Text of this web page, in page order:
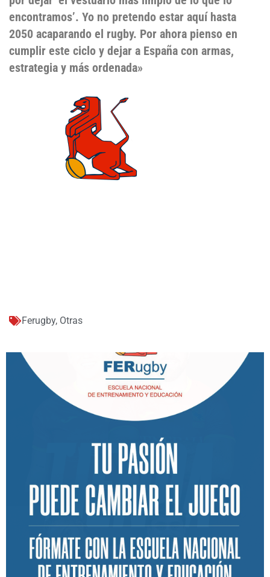
encontramos’. Yo no pretendo estar aquí hasta
2050 acaparando el rugby. Por ahora pienso en
cumplir este ciclo y dejar a España con armas,
estrategia y más ordenada»
Ferugby, Otras